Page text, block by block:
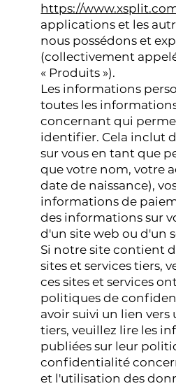
https://
applications et les
nous possédons et
(collectivement
« Produits »).
Les informations
toutes les
concernant qui
identifier. Cela inclut
sur vous en tant que
que votre nom, votre
date de naissance),
informations de
des informations sur
d'un site web ou d'un
Si notre site contient
sites et services tiers,
ces sites et services
politiques de
avoir suivi un lien vers
tiers, veuillez lire les
publiées sur leur
confidentialité
et l'utilisation des